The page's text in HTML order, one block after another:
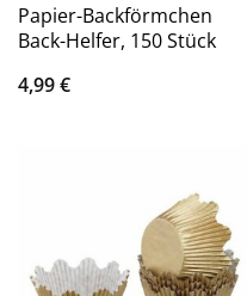
Papier-Backförmchen
Back-Helfer, 150 Stück
4,99€